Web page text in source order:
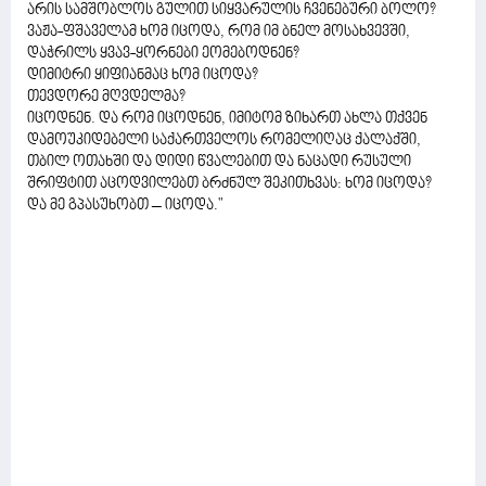
არის სამშობლოს გულით სიყვარულის ჩვენებური ბოლო?
ვაჟა-ფშაველამ ხომ იცოდა, რომ იმ ბნელ მოსახვევში,
დაჭრილს ყვავ-ყორნები ეომებოდნენ?
დიმიტრი ყიფიანმაც ხომ იცოდა?
თევდორე მღვდელმა?
იცოდნენ. და რომ იცოდნენ, იმიტომ ზიხართ ახლა თქვენ
დამოუკიდებელი საქართველოს რომელიღაც ქალაქში,
თბილ ოთახში და დიდი წვალებით და ნაცადი რუსული
შრიფტით აცოდვილებთ ბრძნულ შეკითხვას: ხომ იცოდა?
და მე გპასუხობთ – იცოდა."